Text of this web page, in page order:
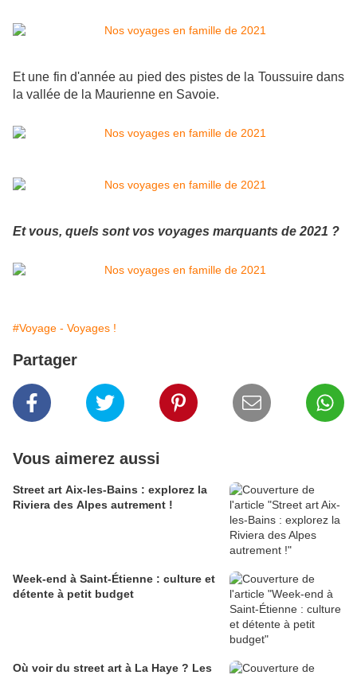
Et une fin d'année au pied des pistes de la Toussuire dans
la vallée de la Maurienne en Savoie.
Et vous, quels sont vos voyages marquants de 2021 ?
#Voyage - Voyages !
Partager
Vous aimerez aussi
Street art Aix-les-Bains : explorez la
Riviera des Alpes autrement !
Week-end à Saint-Étienne : culture et
détente à petit budget
Où voir du street art à La Haye ? Les